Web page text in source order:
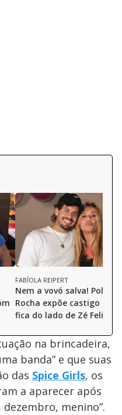
FABÍOLA REIPERT
Nem a vovó salva! Poliana
Rocha expõe castigo da
fica do lado de Zé Felipe
na brincadeira,
banda” e que suas
das Spice Girls, os
a aparecer após
dezembro, menino”.